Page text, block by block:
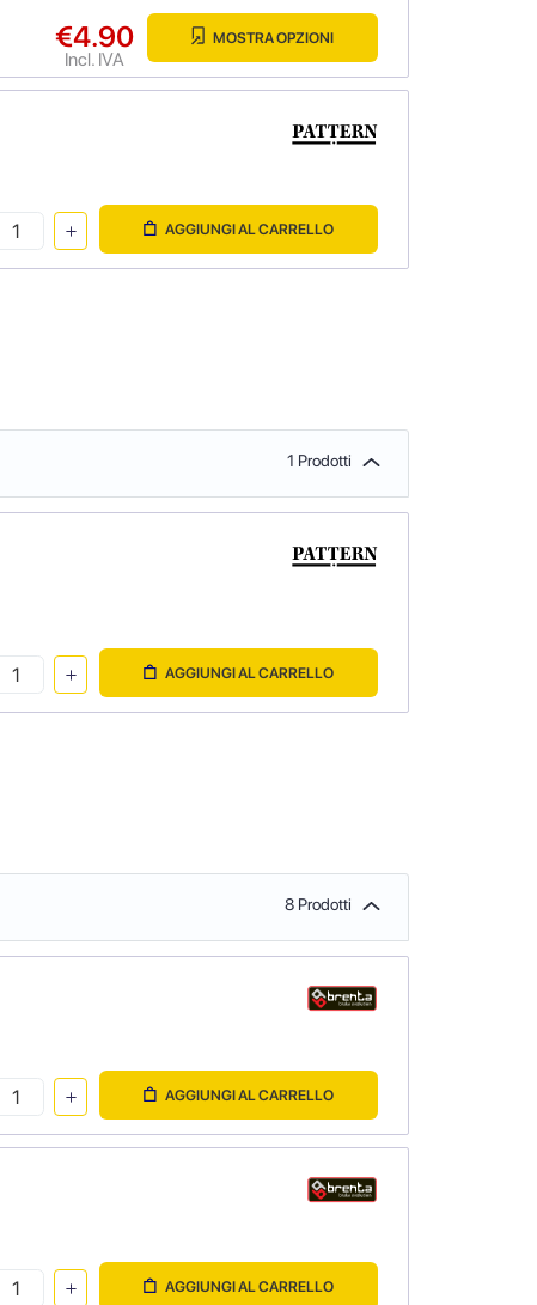
€4.90
Incl. IVA
MOSTRA OPZIONI
AGGIUNGI AL CARRELLO
1 Prodotti
AGGIUNGI AL CARRELLO
8 Prodotti
AGGIUNGI AL CARRELLO
AGGIUNGI AL CARRELLO